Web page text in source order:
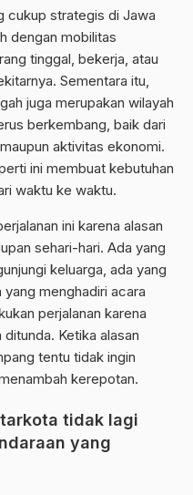
cukup strategis di Jawa
dengan mobilitas
tinggal, bekerja, atau
Sementara itu,
juga merupakan wilayah
berkembang, baik dari
aktivitas ekonomi.
ini membuat kebutuhan
waktu ke waktu.
ini karena alasan
sehari-hari. Ada yang
keluarga, ada yang
menghadiri acara
perjalanan karena
Ketika alasan
tentu tidak ingin
kerepotan.
tidak lagi
yang